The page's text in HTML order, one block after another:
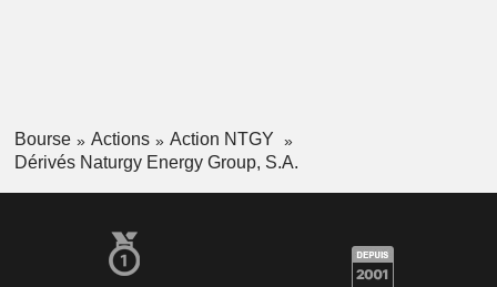
Bourse Actions
Action NTGY
Dérivés Naturgy Energy Group, S.A.